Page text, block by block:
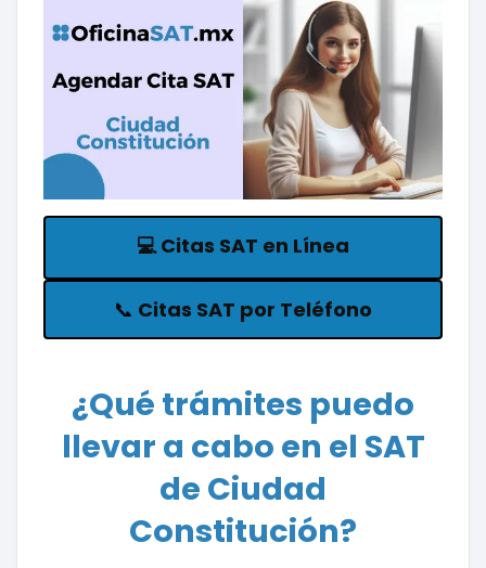
💻Citas SAT en Línea
📞 Citas SAT por Teléfono
¿Qué trámites puedo
llevar a cabo en el SAT
de Ciudad
Constitución?